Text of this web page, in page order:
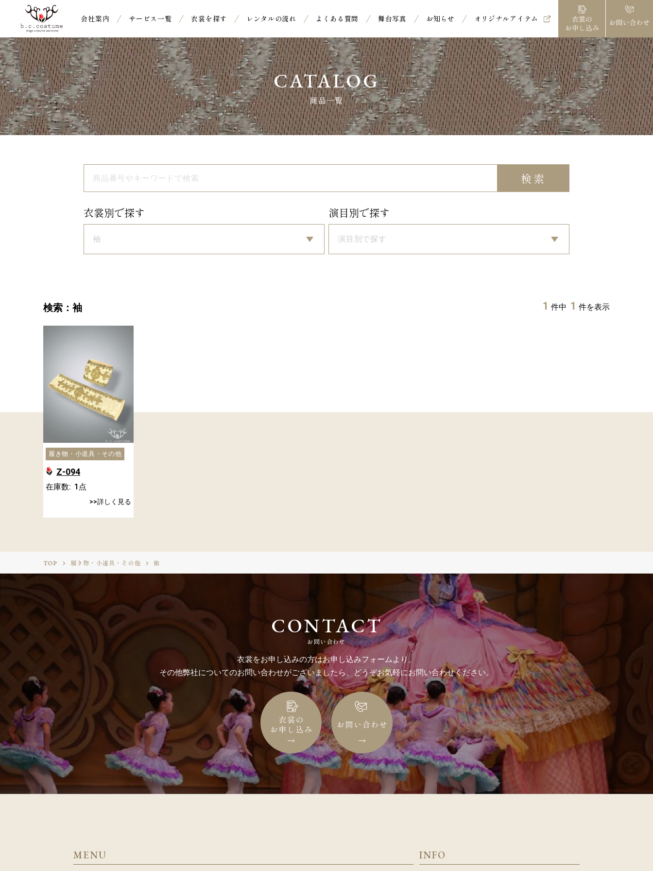
会社案内 サービス一覧 衣裳を探す レンタルの流れ よくある質問 舞台写真 お知らせ オリジナルアイテム
CATALOG
商品一覧
検索
衣裳別で探す
袖
演目別で探す
演目別で探す
検索：袖 1 件中 1 件を表示
履き物・小道具・その他
Z-094
在庫数: 1 点
詳しく見る
TOP 履き物・小道具・その他 袖
CONTACT
お問い合わせ
衣裳をお申し込みの方はお申し込みフォームより、
その他弊社についてのお問い合わせがございましたら、どうぞお気軽にお問い合わせください。
MENU INFO